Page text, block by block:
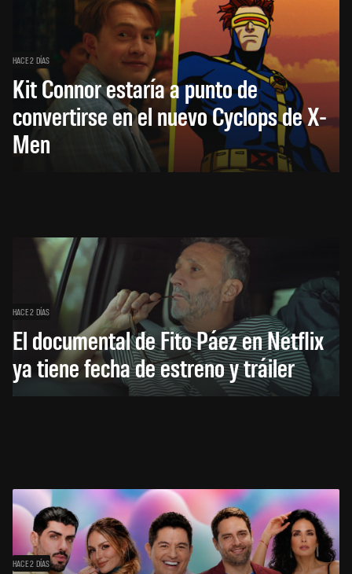
HACE 2 DÍAS
Kit Connor estaría a punto de
convertirse en el nuevo Cyclops de X-
Men
HACE 2 DÍAS
El documental de Fito Páez en Netflix
ya tiene fecha de estreno y tráiler
HACE 2 DÍAS